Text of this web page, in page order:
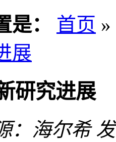
： 首页 »
展
研究进展
：海尔希